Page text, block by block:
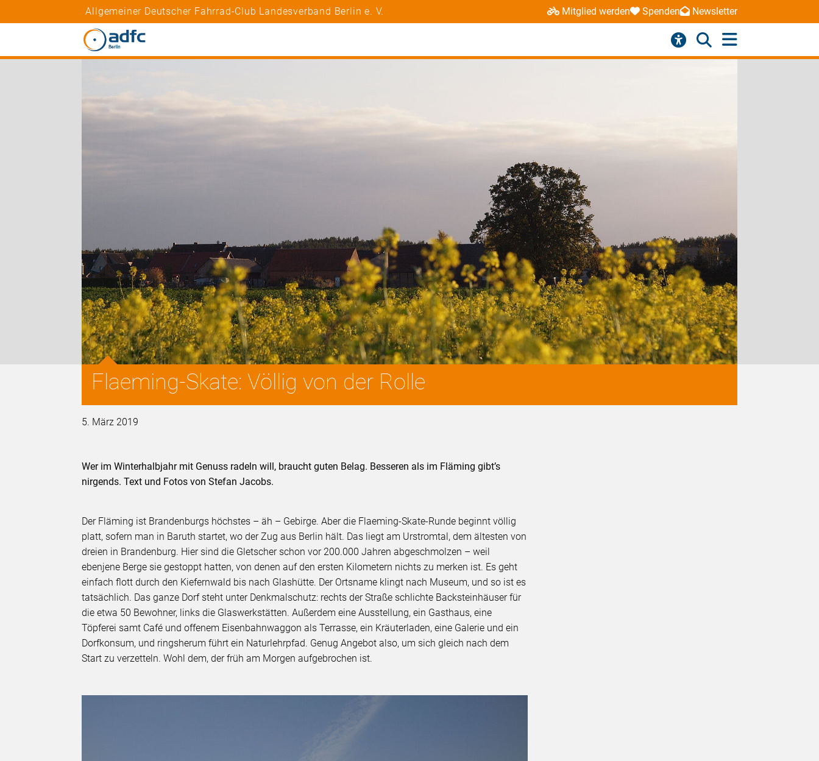
Allgemeiner Deutscher Fahrrad-Club Landesverband Berlin e. V. Mitglied werden Spenden Newsletter
Flaeming-Skate: Völlig von der Rolle
5. März 2019
Wer im Winterhalbjahr mit Genuss radeln will, braucht guten Belag. Besseren als im Fläming gibt’s
nirgends. Text und Fotos von Stefan Jacobs.
Der Fläming ist Brandenburgs höchstes – äh – Gebirge. Aber die Flaeming-Skate-Runde beginnt völlig
platt, sofern man in Baruth startet, wo der Zug aus Berlin hält. Das liegt am Urstromtal, dem ältesten von
dreien in Brandenburg. Hier sind die Gletscher schon vor 200.000 Jahren abgeschmolzen – weil
ebenjene Berge sie gestoppt hatten, von denen auf den ersten Kilometern nichts zu merken ist. Es geht
einfach flott durch den Kiefernwald bis nach Glashütte. Der Ortsname klingt nach Museum, und so ist es
tatsächlich. Das ganze Dorf steht unter Denkmalschutz: rechts der Straße schlichte Backsteinhäuser für
die etwa 50 Bewohner, links die Glaswerkstätten. Außerdem eine Ausstellung, ein Gasthaus, eine
Töpferei samt Café und offenem Eisenbahnwaggon als Terrasse, ein Kräuterladen, eine Galerie und ein
Dorfkonsum, und ringsherum führt ein Naturlehrpfad. Genug Angebot also, um sich gleich nach dem
Start zu verzetteln. Wohl dem, der früh am Morgen aufgebrochen ist.